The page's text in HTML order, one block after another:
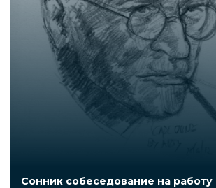
Сонник собеседование на работу